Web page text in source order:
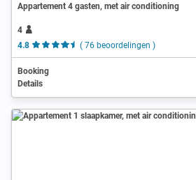
Appartement 4 gasten, met air conditioning
4
4.8
( 76 beoordelingen )
Booking
Details